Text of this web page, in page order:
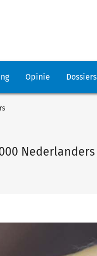
Opinie Dossiers
Nederlanders